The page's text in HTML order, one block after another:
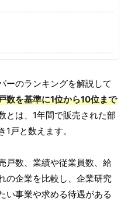
ーのランキングを解説して
数を基準に1位から10位まで
とは、1年間で販売された部
戸と数えます。
戸数、業績や従業員数、給
の企業を比較し、企業研究
い事業や求める待遇がある